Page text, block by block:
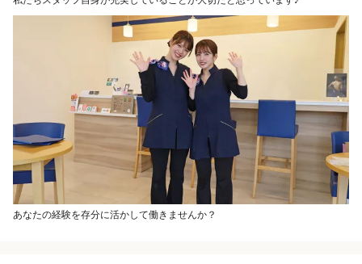
あなたの経験を存分に活かして働きませんか？